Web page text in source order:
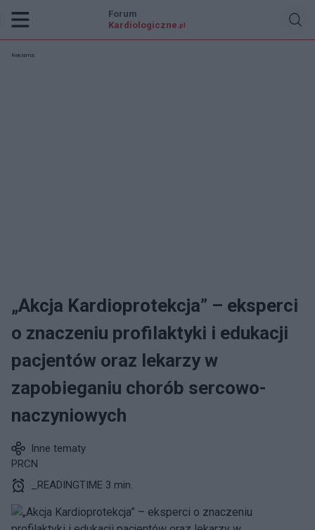
Forum
Kardiologiczne .pl
Reklama:
„Akcja Kardioprotekcja” – eksperci
o znaczeniu profilaktyki i edukacji
pacjentów oraz lekarzy w
zapobieganiu chorób sercowo-
naczyniowych
Inne tematy
PRCN
_READINGTIME 3 min.